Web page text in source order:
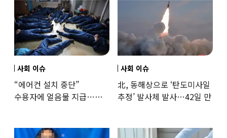
사회 이슈
“에어컨 설치 중단”
수용자에 얼음물 지급…
사회 이슈
北, 동해상으로 ‘탄도미사일
추정’ 발사체 발사…42일 만